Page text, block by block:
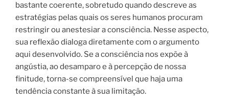
bastante coerente, sobretudo quando descreve as
estratégias pelas quais os seres humanos procuram
restringir ou anestesiar a consciência. Nesse aspecto,
sua reflexão dialoga diretamente com o argumento
aqui desenvolvido. Se a consciência nos expõe à
angústia, ao desamparo e à percepção de nossa
finitude, torna-se compreensível que haja uma
tendência constante à sua limitação.